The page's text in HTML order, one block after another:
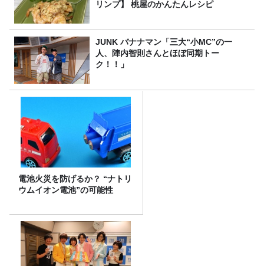
リンプ】 桃屋のかんたんレシピ
JUNK バナナマン「三大“小MC”の一
人、陣内智則さんとほぼ同期トー
ク！！」
電池火災を防げるか？ “ナトリ
ウムイオン電池”の可能性